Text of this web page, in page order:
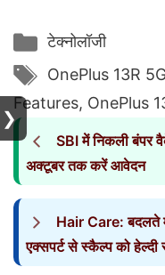
Categories
टेक्नोलॉजी
Tags
OnePlus 13R
Features, OnePlus
SBI में निकली बंपर
अक्टूबर तक करें आवेदन
Hair Care: बदलते
एक्सपर्ट से स्कैल्प को
❯